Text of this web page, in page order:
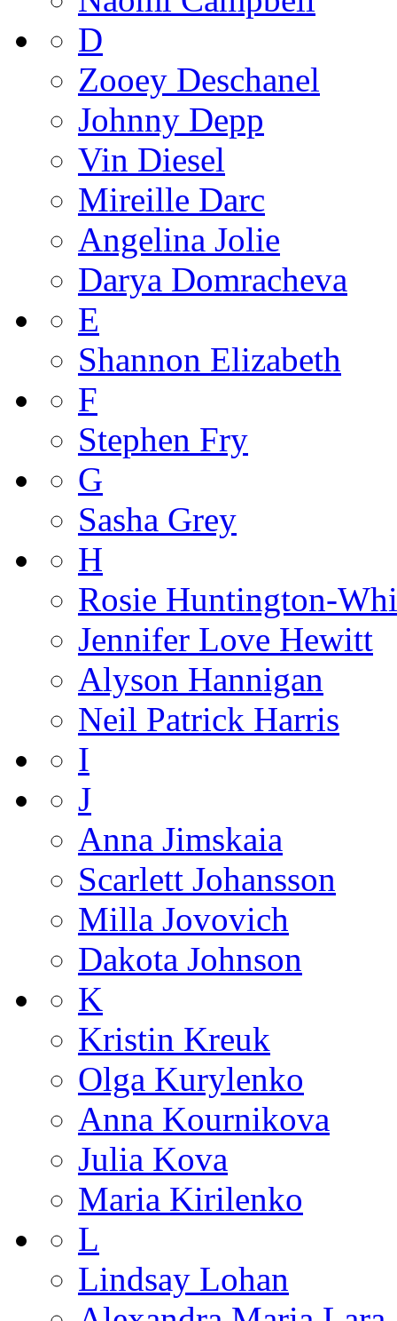
D
Zooey Deschanel
Johnny Depp
Vin Diesel
Mireille Darc
Angelina Jolie
Darya Domracheva
E
Shannon Elizabeth
F
Stephen Fry
G
Sasha Grey
H
Rosie Huntington-
Jennifer Love Hewitt
Alyson Hannigan
Neil Patrick Harris
I
J
Anna Jimskaia
Scarlett Johansson
Milla Jovovich
Dakota Johnson
K
Kristin Kreuk
Olga Kurylenko
Anna Kournikova
Julia Kova
Maria Kirilenko
L
Lindsay Lohan